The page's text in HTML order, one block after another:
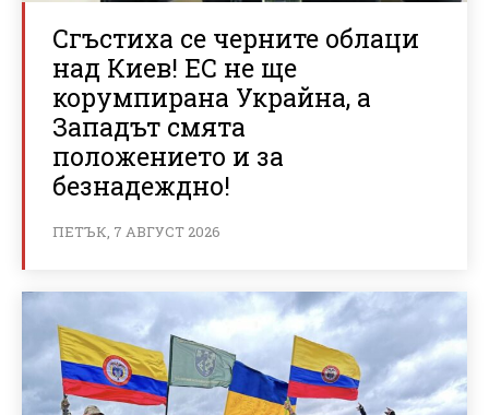
Сгъстиха се черните облаци
над Киев! ЕС не ще
корумпирана Украйна, а
Западът смята
положението и за
безнадеждно!
ПЕТЪК, 7 АВГУСТ 2026